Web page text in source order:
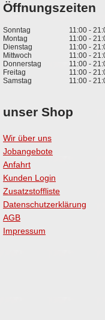
Öffnungszeiten
Sonntag
11:00 -
Montag
11:00 -
Dienstag
11:00 -
Mittwoch
11:00 -
Donnerstag
11:00 -
Freitag
11:00 -
Samstag
11:00 -
unser Shop
Wir über uns
Jobangebote
Anfahrt
Kunden Login
Zusatzstoffliste
Datenschutzerklärung
AGB
Impressum